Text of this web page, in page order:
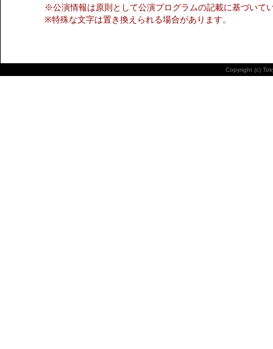
※公演情報は原則として公演プログラムの記載に基づいて
※特殊な文字は置き換えられる場合があります。
Copyright (c)